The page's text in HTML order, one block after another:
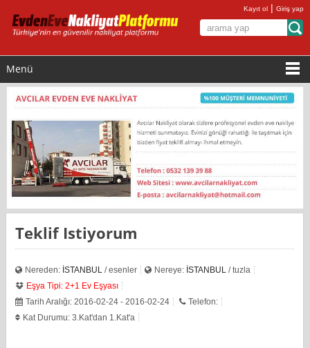
Kayıt ol |Giriş yap
Menü
Teklif Istiyorum
Nereden: İSTANBUL / esenler Nereye: İSTANBUL / tuzla
Eşya Tipi: 2+1 Ev Eşyası
Tarih Aralığı: 2016-02-24 - 2016-02-24
Telefon:
Kat Durumu: 3.Kat'dan 1.Kat'a